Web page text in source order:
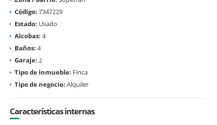
Código: 7347229
Estado: Usado
Alcobas: 4
Baños: 4
Garaje: 2
Tipo de inmueble: Finca
Tipo de negocio: Alquiler
Características internas